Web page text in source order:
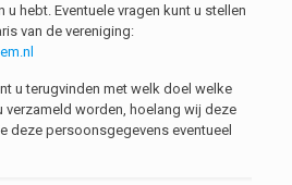
u hebt. Eventuele vragen kunt u stellen
van de vereniging:
u terugvinden met welk doel welke
verzameld worden, hoelang wij deze
deze persoonsgegevens eventueel